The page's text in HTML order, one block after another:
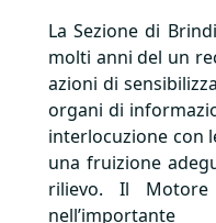
La Sezione di
molti anni del un
azioni di
organi di
interlocuzione con
una fruizione
rilievo. Il